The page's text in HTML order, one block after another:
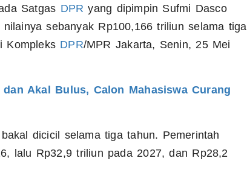
Satgas DPR yang dipimpin Sufmi Dasco
sebanyak Rp100,166 triliun selama tiga
Kompleks DPR/MPR Jakarta, Senin, 25 Mei
Akal Bulus, Calon Mahasiswa Curang
dicicil selama tiga tahun. Pemerintah
lalu Rp32,9 triliun pada 2027, dan Rp28,2